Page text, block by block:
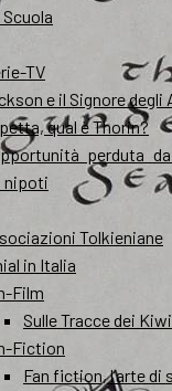
TV
e il Signore degli
qual è Thorin?
perduta
nipoti
Tolkieniane
in Italia
Film
Sulle Tracce dei
Fiction
Fan fiction, l’arte di